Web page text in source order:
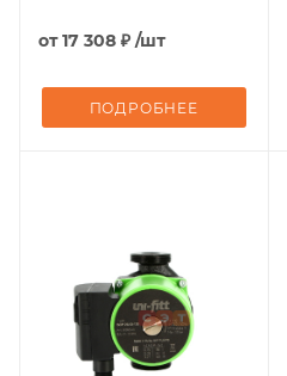
от17 308 ₽ /шт
ПОДРОБНЕЕ